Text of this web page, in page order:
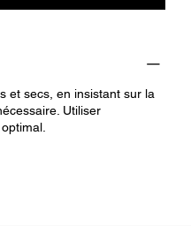
et secs, en insistant sur la
Utiliser